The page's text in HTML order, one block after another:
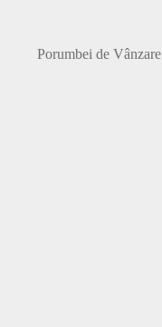
Porumbei de Vânzare